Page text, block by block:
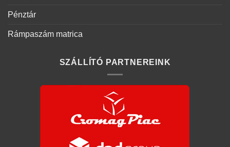
Pénztár
Rámpaszám matrica
SZÁLLÍTÓ PARTNEREINK